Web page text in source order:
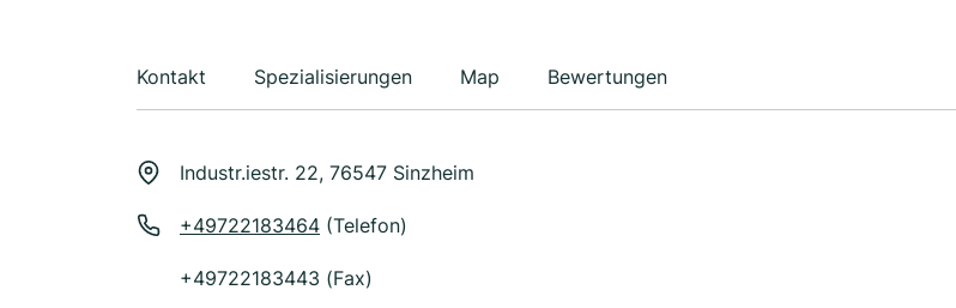
Kontakt Spezialisierungen Map Bewertungen
Industr.iestr. 22, 76547 Sinzheim
+49722183464 (Telefon)
+49722183443 (Fax)